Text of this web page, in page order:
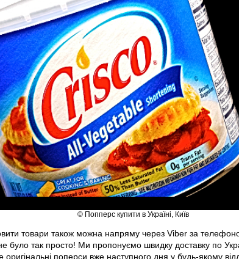
© Попперс купити в Україні, Київ
товари також можна напряму через Viber за
так просто! Ми пропонуємо швидку доставку по
поперси вже наступного дня у будь-якому